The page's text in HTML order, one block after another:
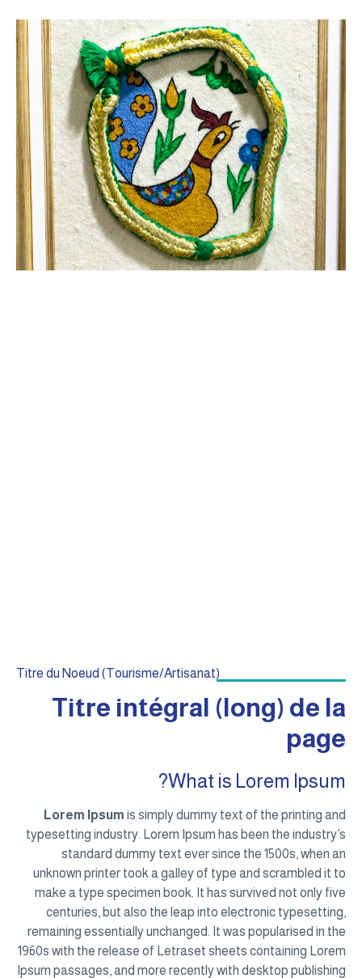
Titre du Noeud (Tourisme/Artisanat)
Titre intégral (long) de la
page
What is Lorem Ipsum?
Lorem Ipsum is simply dummy text of the printing and
typesetting industry. Lorem Ipsum has been the industry’s
standard dummy text ever since the 1500s, when an
unknown printer took a galley of type and scrambled it to
make a type specimen book. It has survived not only five
centuries, but also the leap into electronic typesetting,
remaining essentially unchanged. It was popularised in the
1960s with the release of Letraset sheets containing Lorem
Ipsum passages, and more recently with desktop publishing